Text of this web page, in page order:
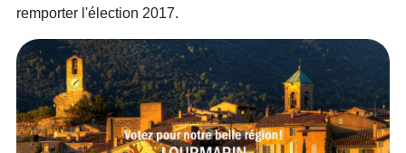
remporter l'élection 2017.